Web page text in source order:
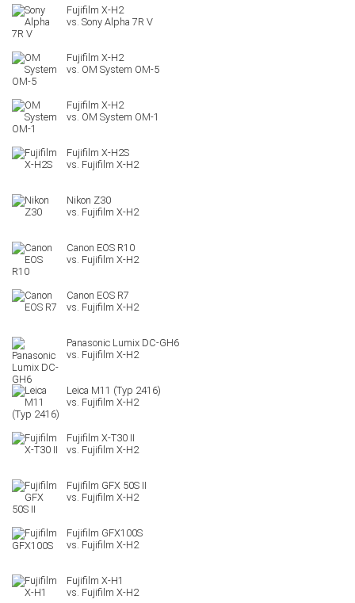
Sony Alpha 7R V
OM System OM-5
OM System OM-1
Fujifilm X-H2S
Nikon Z30
Canon EOS R10
Canon EOS R7
Panasonic Lumix DC-GH6
Leica M11 (Typ 2416)
Fujifilm X-T30 II
Fujifilm GFX 50S II
Fujifilm GFX100S
Fujifilm X-H1